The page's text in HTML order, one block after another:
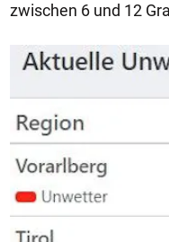
zwischen 6 und 12